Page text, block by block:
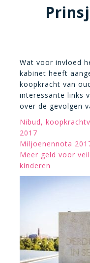
Wat voor invloed
kabinet heeft
koopkracht van
interessante links
over de gevolgen
Nibud,
2017
Miljoenennota
Meer geld voor
kinderen